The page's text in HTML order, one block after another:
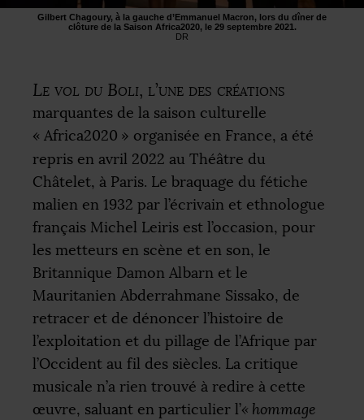
Gilbert Chagoury, à la gauche d’Emmanuel Macron, lors du dîner de
clôture de la Saison Africa2020, le 29 septembre 2021.
DR
Le vol du Boli, l’une des créations
marquantes de la saison culturelle
« Africa2020 » organisée en France, a été
repris en avril 2022 au Théâtre du
Châtelet, à Paris. Le braquage du fétiche
malien en 1932 par l’écrivain et ethnologue
français Michel Leiris est l’occasion, pour
les metteurs en scène et en son, le
Britannique Damon Albarn et le
Mauritanien Abderrahmane Sissako, de
retracer et de dénoncer l’histoire de
l’exploitation et du pillage de l’Afrique par
l’Occident au fil des siècles. La critique
musicale n’a rien trouvé à redire à cette
œuvre, saluant en particulier l’« hommage